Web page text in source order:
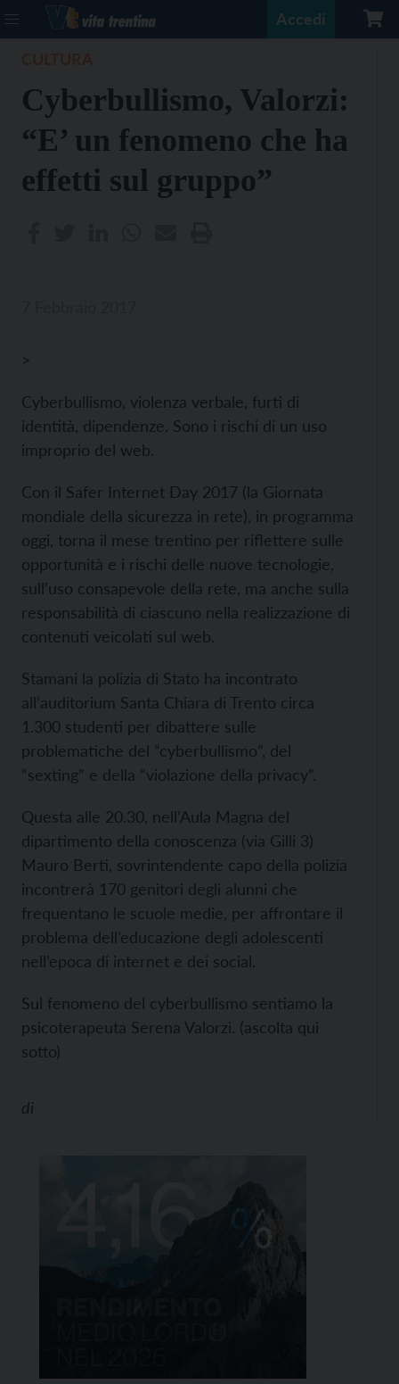
Accedi
Cyberbullismo, Valorzi:
“E’ un fenomeno che ha
effetti sul gruppo”
>
Cyberbullismo, violenza verbale, furti di
identità, dipendenze. Sono i rischi di un uso
improprio del web.
Con il Safer Internet Day 2017 (la Giornata
mondiale della sicurezza in rete), in programma
oggi, torna il mese trentino per riflettere sulle
opportunità e i rischi delle nuove tecnologie,
sull’uso consapevole della rete, ma anche sulla
responsabilità di ciascuno nella realizzazione di
contenuti veicolati sul web.
Stamani la polizia di Stato ha incontrato
all’auditorium Santa Chiara di Trento circa
1.300 studenti per dibattere sulle
problematiche del “cyberbullismo”, del
“sexting” e della “violazione della privacy”.
Questa alle 20.30, nell’Aula Magna del
dipartimento della conoscenza (via Gilli 3)
Mauro Berti, sovrintendente capo della polizia
incontrerà 170 genitori degli alunni che
frequentano le scuole medie, per affrontare il
problema dell’educazione degli adolescenti
nell’epoca di internet e dei social.
Sul fenomeno del cyberbullismo sentiamo la
psicoterapeuta Serena Valorzi. (ascolta qui
sotto)
di